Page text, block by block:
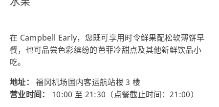
在 Campbell Early，您既可享用时令鲜果配松软薄饼早
餐，也可品尝色彩缤纷的芭菲冷甜点及其他新鲜饮品小
吃。
地址：
福冈机场国内客运航站楼 3 楼
营业时间：
10:00 至 21:30（点餐截止时间：21:00）